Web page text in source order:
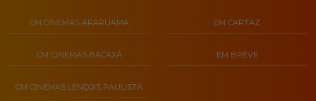
CM CINEMAS ARARUAMA
CM CINEMAS BACAXÁ
CM CINEMAS LENÇOIS PAULISTA
EM CARTAZ
EM BREVE